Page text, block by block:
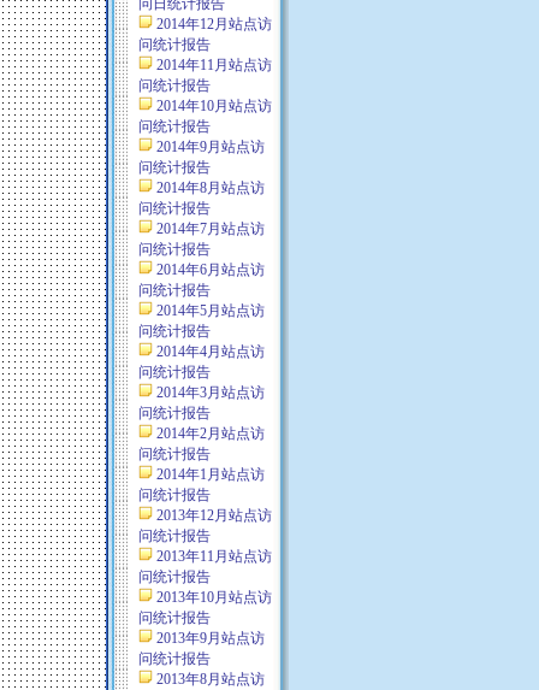
问日统计报告
2014年12月站点访
问统计报告
2014年11月站点访
问统计报告
2014年10月站点访
问统计报告
2014年9月站点访
问统计报告
2014年8月站点访
问统计报告
2014年7月站点访
问统计报告
2014年6月站点访
问统计报告
2014年5月站点访
问统计报告
2014年4月站点访
问统计报告
2014年3月站点访
问统计报告
2014年2月站点访
问统计报告
2014年1月站点访
问统计报告
2013年12月站点访
问统计报告
2013年11月站点访
问统计报告
2013年10月站点访
问统计报告
2013年9月站点访
问统计报告
2013年8月站点访